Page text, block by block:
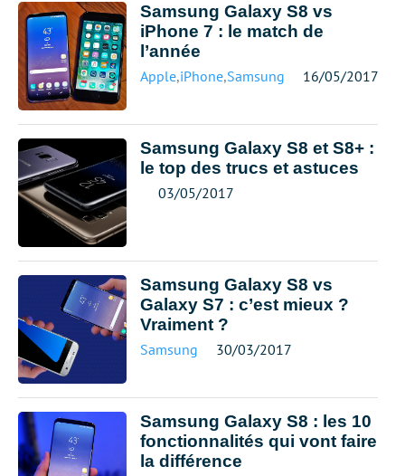
Samsung Galaxy S8 vs
iPhone 7 : le match de
l’année
Apple,iPhone,Samsung 16/05/2017
Samsung Galaxy S8 et S8+ :
le top des trucs et astuces
03/05/2017
Samsung Galaxy S8 vs
Galaxy S7 : c’est mieux ?
Vraiment ?
Samsung 30/03/2017
Samsung Galaxy S8 : les 10
fonctionnalités qui vont faire
la différence